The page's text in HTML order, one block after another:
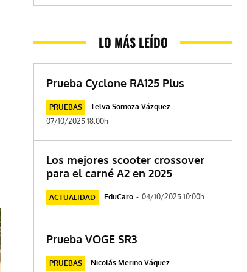
LO MÁS LEÍDO
Prueba Cyclone RA125 Plus
PRUEBAS Telva Somoza Vázquez -
07/10/2025 18:00h
Los mejores scooter crossover
para el carné A2 en 2025
ACTUALIDAD EduCaro - 04/10/2025 10:00h
Prueba VOGE SR3
PRUEBAS Nicolás Merino Váquez -